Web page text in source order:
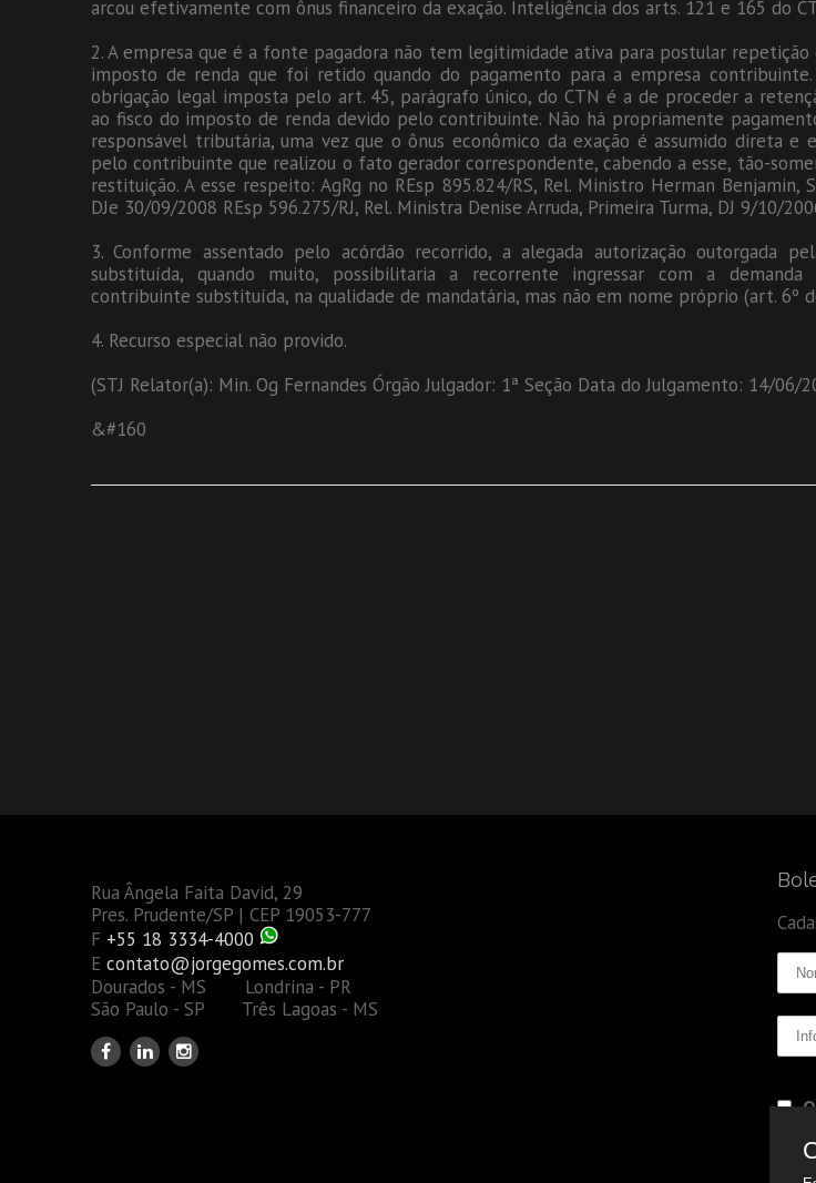
arcou efetivamente com ônus financeiro da exação. Inteligência dos arts. 121 e 165 do
2. A empresa que é a fonte pagadora não tem legitimidade ativa para postular
imposto de renda que foi retido quando do pagamento para a empresa
obrigação legal imposta pelo art. 45, parágrafo único, do CTN é a de proceder a
ao fisco do imposto de renda devido pelo contribuinte. Não há propriamente
responsável tributária, uma vez que o ônus econômico da exação é assumido direta e
pelo contribuinte que realizou o fato gerador correspondente, cabendo a esse, tão-
restituição. A esse respeito: AgRg no REsp 895.824/RS, Rel. Ministro Herman Benjamin,
DJe 30/09/2008 REsp 596.275/RJ, Rel. Ministra Denise Arruda, Primeira Turma, DJ 9/10/
3. Conforme assentado pelo acórdão recorrido, a alegada autorização outorgada
substituída, quando muito, possibilitaria a recorrente ingressar com a
contribuinte substituída, na qualidade de mandatária, mas não em nome próprio (art. 6º
4. Recurso especial não provido.
(STJ Relator(a): Min. Og Fernandes Órgão Julgador: 1ª Seção Data do Julgamento: 14/06/
&#160
Rua Ângela Faita David, 29
Pres. Prudente/SP | CEP 19053-777
F +55 18 3334-4000
E contato@jorgegomes.com.br
Dourados - MS Londrina - PR
São Paulo - SP Três Lagoas - MS